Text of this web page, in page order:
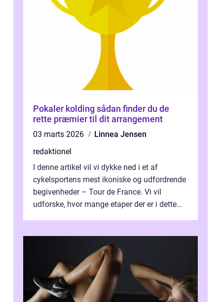
Pokaler kolding sådan finder du de
rette præmier til dit arrangement
03 marts 2026
Linnea Jensen
redaktionel
I denne artikel vil vi dykke ned i et af
cykelsportens mest ikoniske og udfordrende
begivenheder – Tour de France. Vi vil
udforske, hvor mange etaper der er i dette